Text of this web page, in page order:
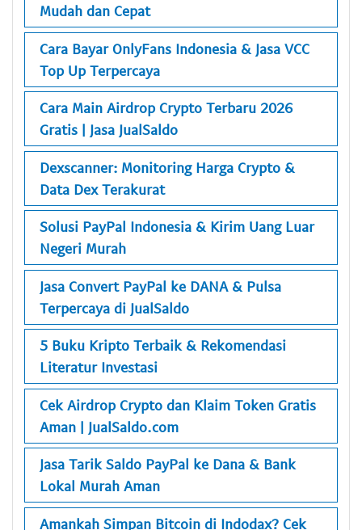
Mudah dan Cepat
Cara Bayar OnlyFans Indonesia & Jasa VCC
Top Up Terpercaya
Cara Main Airdrop Crypto Terbaru 2026
Gratis | Jasa JualSaldo
Dexscanner: Monitoring Harga Crypto &
Data Dex Terakurat
Solusi PayPal Indonesia & Kirim Uang Luar
Negeri Murah
Jasa Convert PayPal ke DANA & Pulsa
Terpercaya di JualSaldo
5 Buku Kripto Terbaik & Rekomendasi
Literatur Investasi
Cek Airdrop Crypto dan Klaim Token Gratis
Aman | JualSaldo.com
Jasa Tarik Saldo PayPal ke Dana & Bank
Lokal Murah Aman
Amankah Simpan Bitcoin di Indodax? Cek